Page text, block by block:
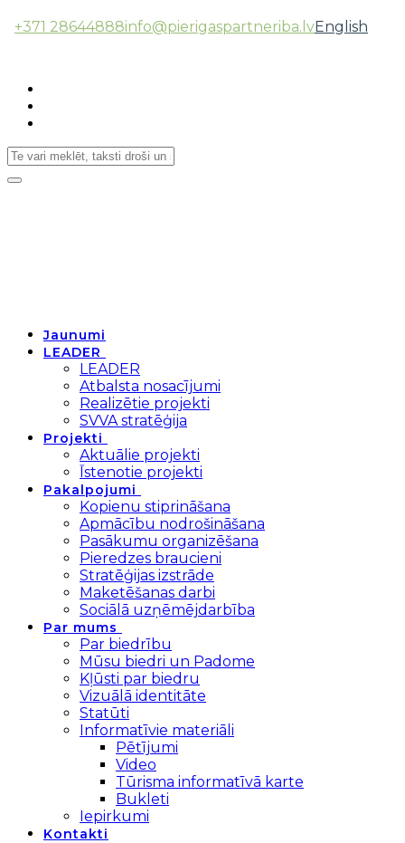
+371 28644888info@pierigaspartneriba.lvEnglish
Toggle
Jaunumi
LEADER
LEADER
Atbalsta nosacījumi
Realizētie projekti
SVVA stratēģija
Projekti
Aktuālie projekti
Īstenotie projekti
Pakalpojumi
Kopienu stiprināšana
Apmācību nodrošināšana
Pasākumu organizēšana
Pieredzes braucieni
Stratēģijas izstrāde
Maketēšanas darbi
Sociālā uzņēmējdarbība
Par mums
Par biedrību
Mūsu biedri un Padome
Kļūsti par biedru
Vizuālā identitāte
Statūti
Informatīvie materiāli
Pētījumi
Video
Tūrisma informatīvā karte
Bukleti
Iepirkumi
Kontakti